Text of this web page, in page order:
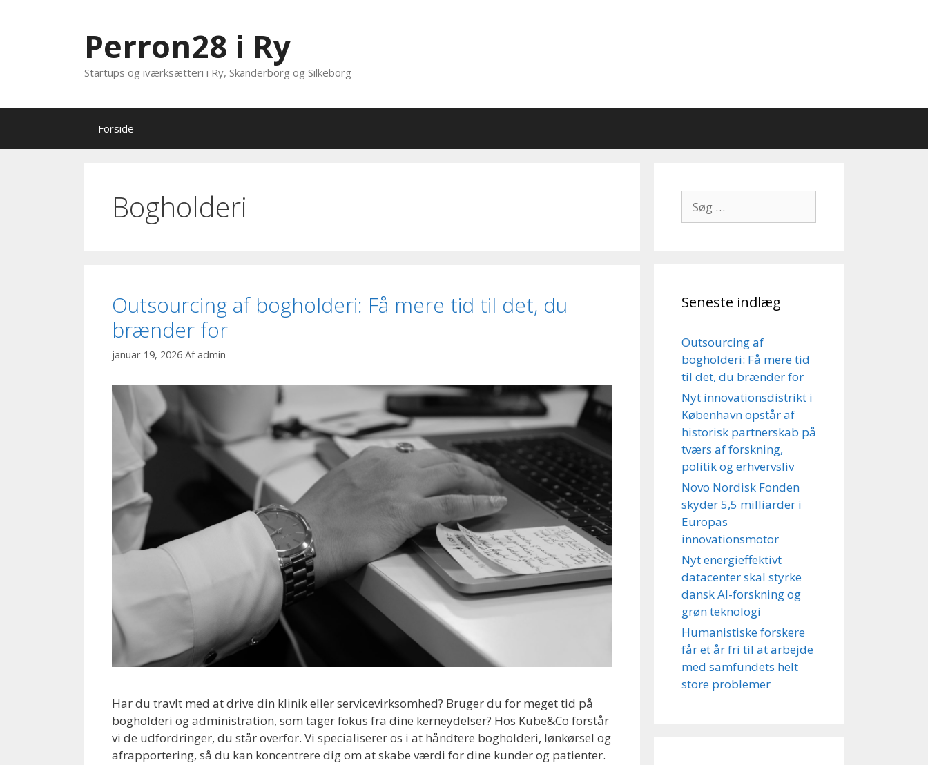
Perron28 i Ry
Startups og iværksætteri i Ry, Skanderborg og Silkeborg
Forside
Bogholderi
Outsourcing af bogholderi: Få mere tid til det, du
brænder for
januar 19, 2026 Afadmin
Har du travlt med at drive din klinik eller servicevirksomhed? Bruger du for meget tid på
bogholderi og administration, som tager fokus fra dine kerneydelser? Hos Kube&Co forstår
vi de udfordringer, du står overfor. Vi specialiserer os i at håndtere bogholderi, lønkørsel og
afrapportering, så du kan koncentrere dig om at skabe værdi for dine kunder og patienter.
efter:
Seneste indlæg
Outsourcing af
bogholderi: Få mere tid
til det, du brænder for
Nyt innovationsdistrikt i
København opstår af
historisk partnerskab på
tværs af forskning,
politik og erhvervsliv
Novo Nordisk Fonden
skyder 5,5 milliarder i
Europas
innovationsmotor
Nyt energieffektivt
datacenter skal styrke
dansk AI-forskning og
grøn teknologi
Humanistiske forskere
får et år fri til at arbejde
med samfundets helt
store problemer